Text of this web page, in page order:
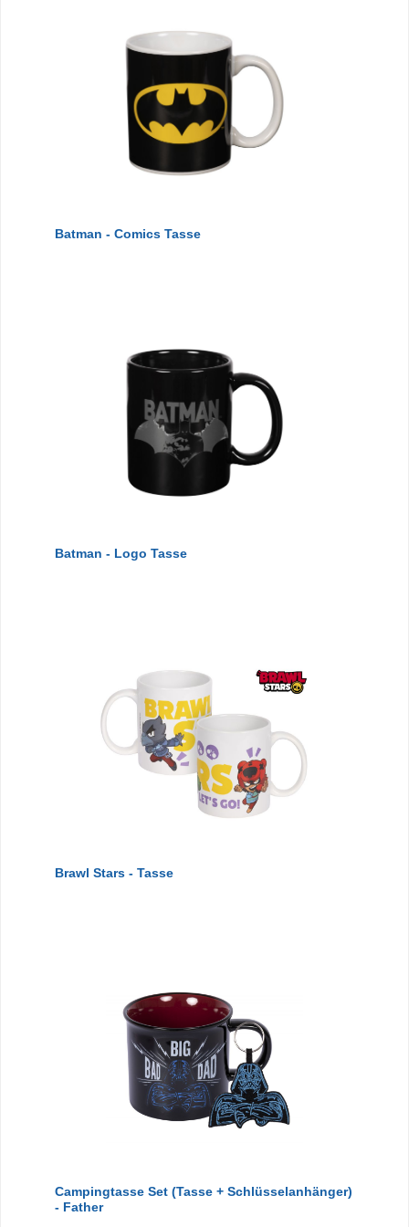
Batman - Comics Tasse
Batman - Logo Tasse
Brawl Stars - Tasse
Campingtasse Set (Tasse + Schlüsselanhänger)
- Father